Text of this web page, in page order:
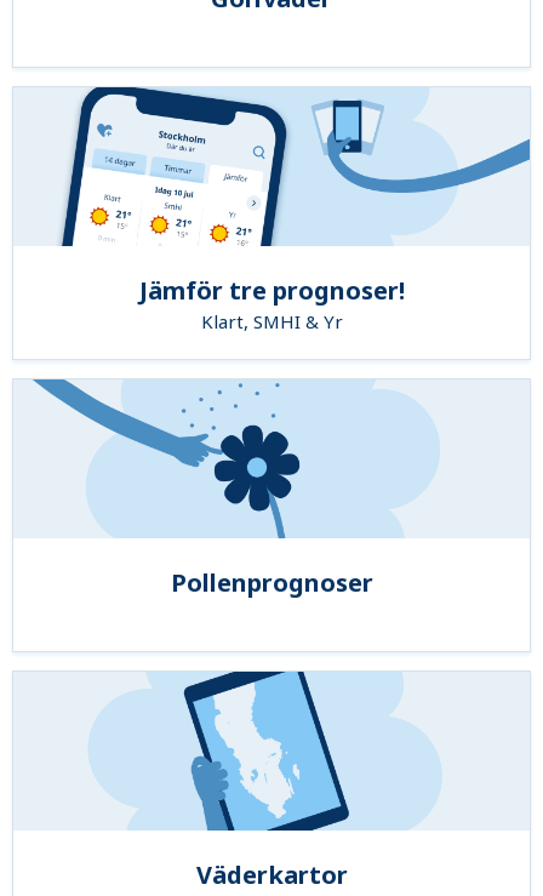
Jämför tre prognoser!
Klart, SMHI & Yr
Pollenprognoser
Väderkartor